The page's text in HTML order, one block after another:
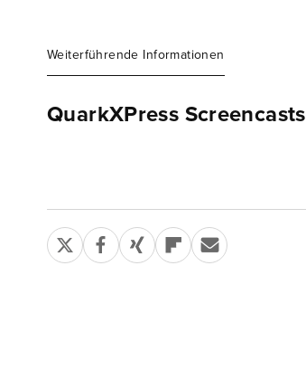
Weiterführende Informationen
QuarkXPress Screencasts